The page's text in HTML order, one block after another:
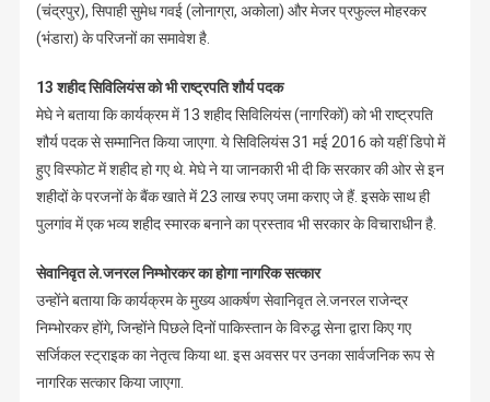
(चंद्रपुर), सिपाही सुमेध गवई (लोनाग्रा, अकोला) और मेजर प्रफुल्ल मोहरकर
(भंडारा) के परिजनों का समावेश है.
13 शहीद सिविलियंस को भी राष्ट्रपति शौर्य पदक
मेघे ने बताया कि कार्यक्रम में 13 शहीद सिविलियंस (नागरिकों) को भी राष्ट्रपति
शौर्य पदक से सम्मानित किया जाएगा. ये सिविलियंस 31 मई 2016 को यहीं डिपो में
हुए विस्फोट में शहीद हो गए थे. मेघे ने या जानकारी भी दी कि सरकार की ओर से इन
शहीदों के परजनों के बैंक खाते में 23 लाख रुपए जमा कराए जे हैं. इसके साथ ही
पुलगांव में एक भव्य शहीद स्मारक बनाने का प्रस्ताव भी सरकार के विचाराधीन है.
सेवानिवृत ले.जनरल निम्भोरकर का होगा नागरिक सत्कार
उन्होंने बताया कि कार्यक्रम के मुख्य आकर्षण सेवानिवृत ले.जनरल राजेन्द्र
निम्भोरकर होंगे, जिन्होंने पिछले दिनों पाकिस्तान के विरुद्ध सेना द्वारा किए गए
सर्जिकल स्ट्राइक का नेतृत्व किया था. इस अवसर पर उनका सार्वजनिक रूप से
नागरिक सत्कार किया जाएगा.